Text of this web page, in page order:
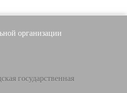
организации
государственная